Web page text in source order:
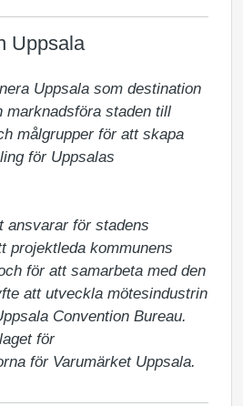
Uppsala
Uppsala som destination
marknadsföra staden till
målgrupper för att skapa
för Uppsalas
ansvarar för stadens
projektleda kommunens
för att samarbeta med den
att utveckla mötesindustrin
Convention Bureau.
för
för Varumärket Uppsala.